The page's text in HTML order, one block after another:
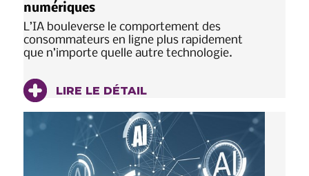
numériques
L’IA bouleverse le comportement des
consommateurs en ligne plus rapidement
que n’importe quelle autre technologie.
LIRE LE DÉTAIL